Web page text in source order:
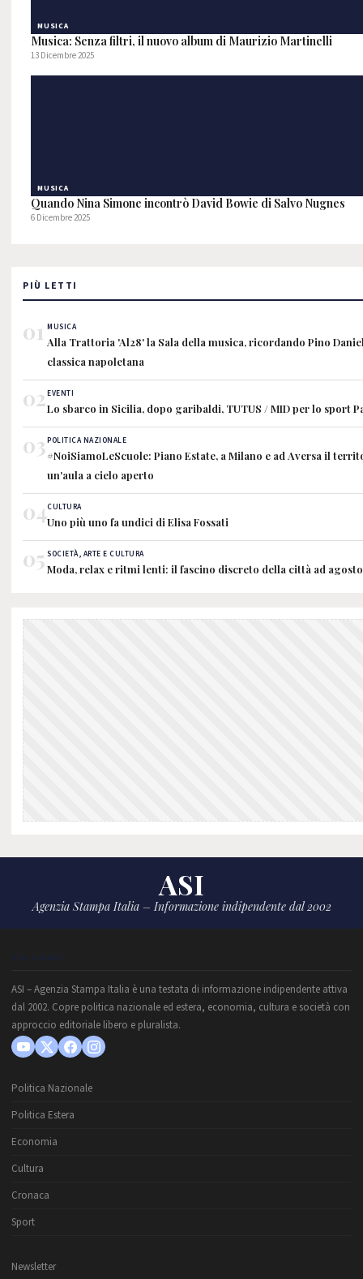
MUSICA
Musica: Senza filtri, il nuovo album di Maurizio Martinelli
13 Dicembre 2025
MUSICA
Quando Nina Simone incontrò David Bowie di Salvo Nugnes
6 Dicembre 2025
PIÙ LETTI
01 MUSICA
Alla Trattoria 'Al28' la Sala della musica, ricordando Pino
classica napoletana
02EVENTI
Lo sbarco in Sicilia, dopo garibaldi, TUTUS / MID per lo sport
03POLITICA NAZIONALE
#NoiSiamoLeScuole: Piano Estate, a Milano e ad Aversa il
un'aula a cielo aperto
04CULTURA
Uno più uno fa undici di Elisa Fossati
05 SOCIETÀ, ARTE E CULTURA
Moda, relax e ritmi lenti: il fascino discreto della città ad agosto
ASI
Agenzia Stampa Italia – Informazione indipendente dal 2002
CHI SIAMO
ASI – Agenzia Stampa Italia è una testata di informazione indipendente attiva
dal 2002. Copre politica nazionale ed estera, economia, cultura e società con
approccio editoriale libero e pluralista.
Politica Nazionale
Politica Estera
Economia
Cultura
Cronaca
Sport
Newsletter